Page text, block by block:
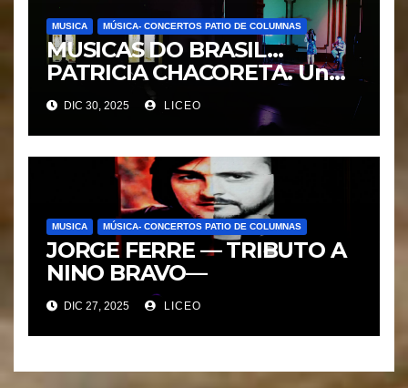
MUSICA MÚSICA- CONCERTOS PATIO DE COLUMNAS
MUSICAS DO BRASIL…
PATRICIA CHACORETA. Un
pracer.
DIC 30, 2025 LICEO
MUSICA MÚSICA- CONCERTOS PATIO DE COLUMNAS
JORGE FERRE — TRIBUTO A
NINO BRAVO—
DIC 27, 2025 LICEO